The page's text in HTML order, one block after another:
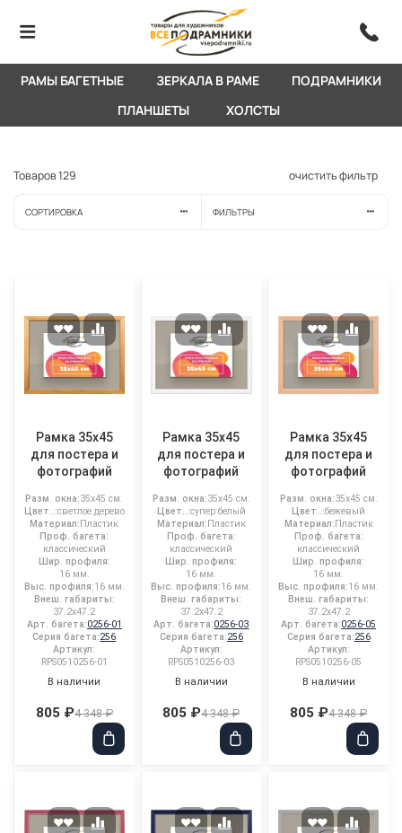
РАМЫ БАГЕТНЫЕ ЗЕРКАЛА В РАМЕ
ПОДРАМНИКИ
ПЛАНШЕТЫ
ХОЛСТЫ
Товаров129 очистить фильтр
СОРТИРОВКА ФИЛЬТРЫ
Рамка 35x45
для постера и
фотографий
Разм. окна:35x45 см.
Цвет..:светлое дерево
Материал:Пластик
Проф. багета:
классический
Шир. профиля:
16 мм.
Выс. профиля:16 мм.
Внеш. габариты:
37.2x47.2
Арт. багета:0256-01
Серия багета:256
Артикул:
RPS0510256-01
В наличии
805 ₽4 348 ₽
Рамка 35x45
для постера и
фотографий
Разм. окна:35x45 см.
Цвет..:супер белый
Материал:Пластик
Проф. багета:
классический
Шир. профиля:
16 мм.
Выс. профиля:16 мм.
Внеш. габариты:
37.2x47.2
Арт. багета:0256-03
Серия багета:256
Артикул:
RPS0510256-03
В наличии
805 ₽4 348 ₽
Рамка 35x45
для постера и
фотографий
Разм. окна:35x45 см.
Цвет..:бежевый
Материал:Пластик
Проф. багета:
классический
Шир. профиля:
16 мм.
Выс. профиля:16 мм.
Внеш. габариты:
37.2x47.2
Арт. багета:0256-05
Серия багета:256
Артикул:
RPS0510256-05
В наличии
805 ₽4 348 ₽